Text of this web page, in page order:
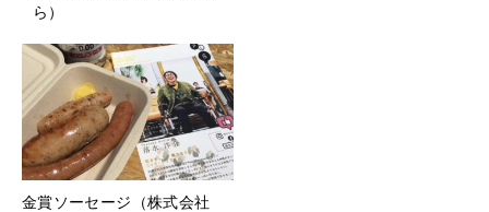
ら）
金賞ソーセージ（株式会社